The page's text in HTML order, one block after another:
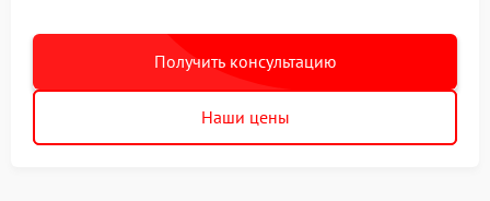
Получить консультацию
Наши цены